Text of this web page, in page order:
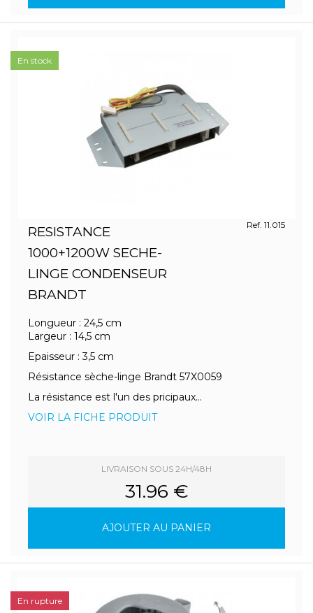
RESISTANCE
1000+1200W SECHE-
LINGE CONDENSEUR
BRANDT
Ref. 11.015
Longueur : 24,5 cm
Largeur : 14,5 cm
Epaisseur : 3,5 cm
Résistance sèche-linge Brandt 57X0059
La résistance est l'un des pricipaux...
VOIR LA FICHE PRODUIT
LIVRAISON SOUS 24H/48H
31.96 €
AJOUTER AU PANIER
En stock
En rupture